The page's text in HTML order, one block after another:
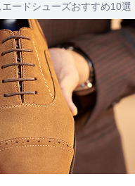
エードシューズおすすめ10